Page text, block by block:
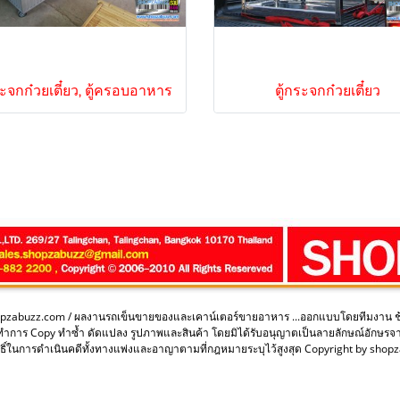
จกก๋วยเตี๋ยว, ตู้ครอบอาหาร ตู้กระจกก๋วยเตี๋ยว
/ ผลงานรถเข็นขายของและเคาน์เตอร์ขายอาหาร ...ออกแบบโดยทีมงา
ำการ Copy ทำซ้ำ ดัดแปลง รูปภาพและสินค้า โดยมิได้รับอนุญาตเป็นลายลักษณ์อักษรจ
ในการดำเนินคดีทั้งทางแพ่งและอาญาตามที่กฎหมายระบุไว้สูงสุด Copyright by